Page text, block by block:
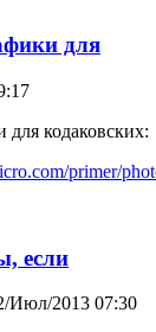
для
кодаковских:
primer/
если
Июл/2013 07:30